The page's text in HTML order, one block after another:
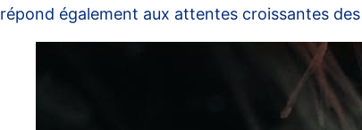
répond également aux attentes croissantes